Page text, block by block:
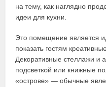
на тему, как наглядно
идеи для кухни.
Это помещение является
показать гостям
Декоративные стеллажи и
подсветкой или книжные
«острове» — обычные